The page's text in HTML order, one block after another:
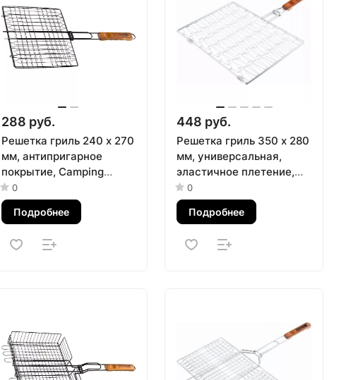
288 руб.
Решетка гриль 240 х 270
мм, антипригарное
покрытие, Camping
Palisad
0
Подробнее
448 руб.
Решетка гриль 350 х 280
мм, универсальная,
эластичное плетение,
хромированная Camping
Palisad
0
Подробнее